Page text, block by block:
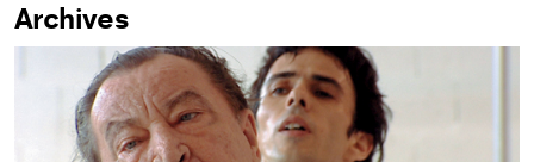
Listing des films
Archives